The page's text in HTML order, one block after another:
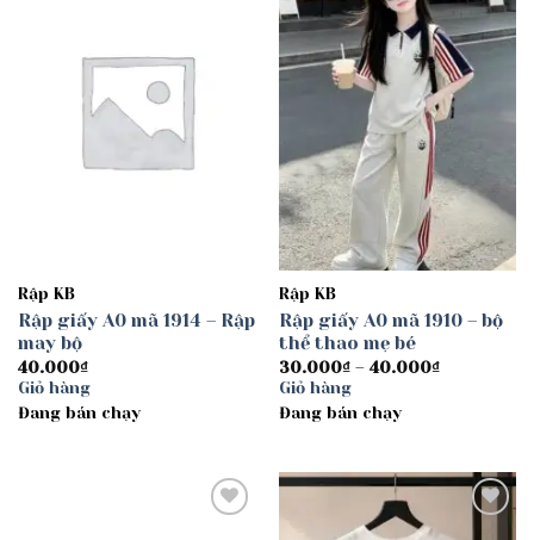
Rập KB
Rập giấy A0 mã 1914 – Rập
may bộ
40.000₫
Giỏ hàng
Đang bán chạy
Add to
wishlist
Rập KB
Rập giấy A0 mã 1910 – bộ
thể thao mẹ bé
30.000₫ – 40.000₫Khoảng
Giỏ hàng
Đang bán chạy